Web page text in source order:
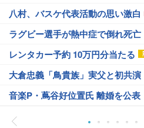
八村、バスケ代表活動の思い激白
ラグビー選手が熱中症で倒れ死亡
レンタカー予約 10万円分当たる
大倉忠義「鳥貴族」実父と初共演
音楽P・蔦谷好位置氏 離婚を公表